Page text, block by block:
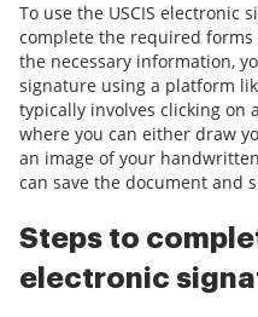
To use the USCIS electronic
complete the required
the necessary information,
signature using a platform
typically involves clicking on
where you can either draw
an image of your
can save the document and
Steps to
electronic